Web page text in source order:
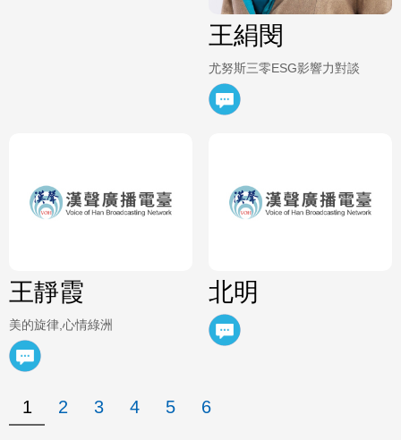
王絹閔
尤努斯三零ESG影響力對談
王靜霞
美的旋律,心情綠洲
北明
1 2 3 4 5 6